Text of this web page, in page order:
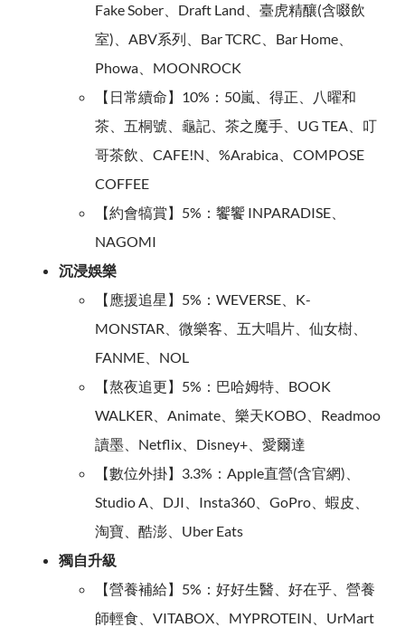
Fake Sober、Draft Land、臺虎精釀(含啜飲
室)、ABV系列、Bar TCRC、Bar Home、
Phowa、MOONROCK
【日常續命】10%：50嵐、得正、八曜和
茶、五桐號、龜記、茶之魔手、UG TEA、叮
哥茶飲、CAFE!N、%Arabica、COMPOSE
COFFEE
【約會犒賞】5%：饗饗 INPARADISE、
NAGOMI
沉浸娛樂
【應援追星】5%：WEVERSE、K-
MONSTAR、微樂客、五大唱片、仙女樹、
FANME、NOL
【熬夜追更】5%：巴哈姆特、BOOK
WALKER、Animate、樂天KOBO、Readmoo
讀墨、Netflix、Disney+、愛爾達
【數位外掛】3.3%：Apple直營(含官網)、
Studio A、DJI、Insta360、GoPro、蝦皮、
淘寶、酷澎、Uber Eats
獨自升級
【營養補給】5%：好好生醫、好在乎、營養
師輕食、VITABOX、MYPROTEIN、UrMart